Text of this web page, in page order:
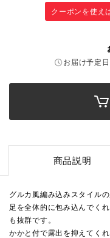
クーポンを使え
お届け予定
商品説明
グルカ風編み込みスタイルの
足を全体的に包み込んでく
も抜群です。
かかと付で露出を抑えてく